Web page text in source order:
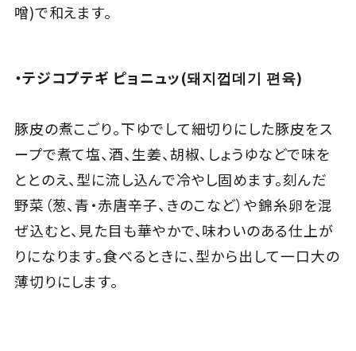
噌)で和えます。
・テジコプテギ ピョニュッ(돼지껍데기 편육)
豚皮の煮こごり。下ゆでして細切りにした豚皮をス
ープで煮て塩、酒、生姜、胡椒、しょうゆなどで味を
ととのえ、型に流し込んで冷やし固めます。刻んだ
野菜（葱、青・赤唐辛子、きのこなど）や錦糸卵を混
ぜ込むと、見た目も華やかで、味わいのある仕上が
りになります。食べるときに、型から出して一口大の
薄切りにします。